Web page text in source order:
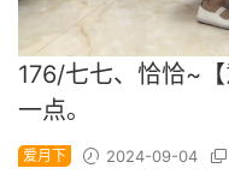
176/七七、恰恰~
一点。
爱月下 2024-09-04